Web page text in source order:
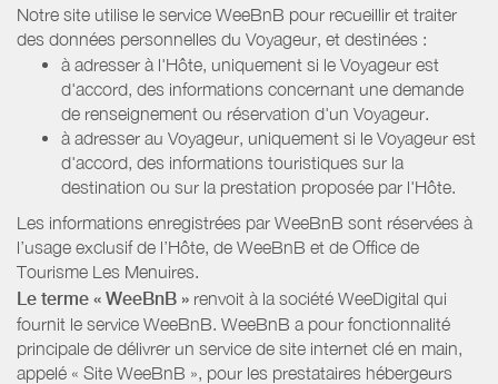
Notre site utilise le service WeeBnB pour recueillir et traiter
des données personnelles du Voyageur, et destinées :
à adresser à l'Hôte, uniquement si le Voyageur est
d'accord, des informations concernant une demande
de renseignement ou réservation d'un Voyageur.
à adresser au Voyageur, uniquement si le Voyageur est
d'accord, des informations touristiques sur la
destination ou sur la prestation proposée par l'Hôte.
Les informations enregistrées par WeeBnB sont réservées à
l’usage exclusif de l’Hôte, de WeeBnB et de Office de
Tourisme Les Menuires.
Le terme « WeeBnB » renvoit à la société WeeDigital qui
fournit le service WeeBnB. WeeBnB a pour fonctionnalité
principale de délivrer un service de site internet clé en main,
appelé « Site WeeBnB », pour les prestataires hébergeurs